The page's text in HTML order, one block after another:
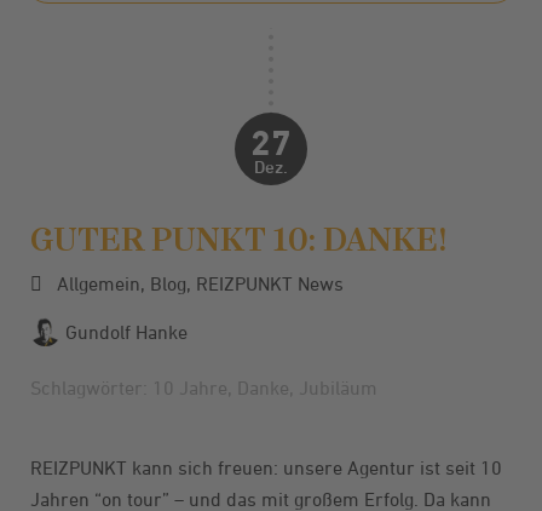
27
Dez.
GUTER PUNKT 10: DANKE!
Allgemein Blog REIZPUNKT News
Gundolf Hanke
Schlagwörter: 10 Jahre Danke Jubiläum
REIZPUNKT kann sich freuen: unsere Agentur ist seit 10
Jahren “on tour” – und das mit großem Erfolg. Da kann